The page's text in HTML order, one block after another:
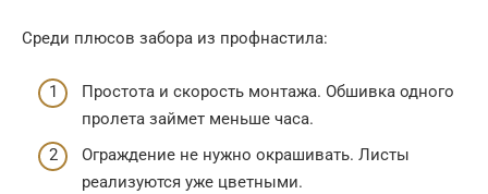
Среди плюсов забора из профнастила:
Простота и скорость монтажа. Обшивка одного
пролета займет меньше часа.
Ограждение не нужно окрашивать. Листы
реализуются уже цветными.